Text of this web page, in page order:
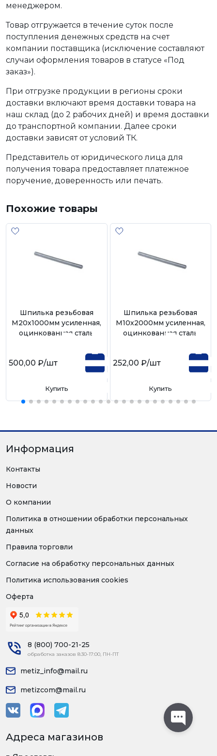
менеджером.
Товар отгружается в течение суток после
поступления денежных средств на счет
компании поставщика (исключение составляют
случаи оформления товаров в статусе «Под
заказ»).
При отгрузке продукции в регионы сроки
доставки включают время доставки товара на
наш склад (до 2 рабочих дней) и время доставки
до транспортной компании. Далее сроки
доставки зависят от условий ТК.
Представитель от юридического лица для
получения товара предоставляет платежное
поручение, доверенность или печать.
Похожие товары
Шпилька резьбовая
М20х1000мм усиленная,
оцинкованная сталь
500,00 ₽/шт
Купить
Шпилька резьбовая
М10х2000мм усиленная,
оцинкованная сталь
252,00 ₽/шт
Купить
Информация
Контакты
Новости
О компании
Политика в отношении обработки персональных
данных
Правила торговли
Согласие на обработку персональных данных
Политика использования cookies
Оферта
8 (800) 700-21-25
обработка заказов 8:30-17:00, ПН-ПТ
metiz_info@mail.ru
metizcom@mail.ru
Адреса магазинов